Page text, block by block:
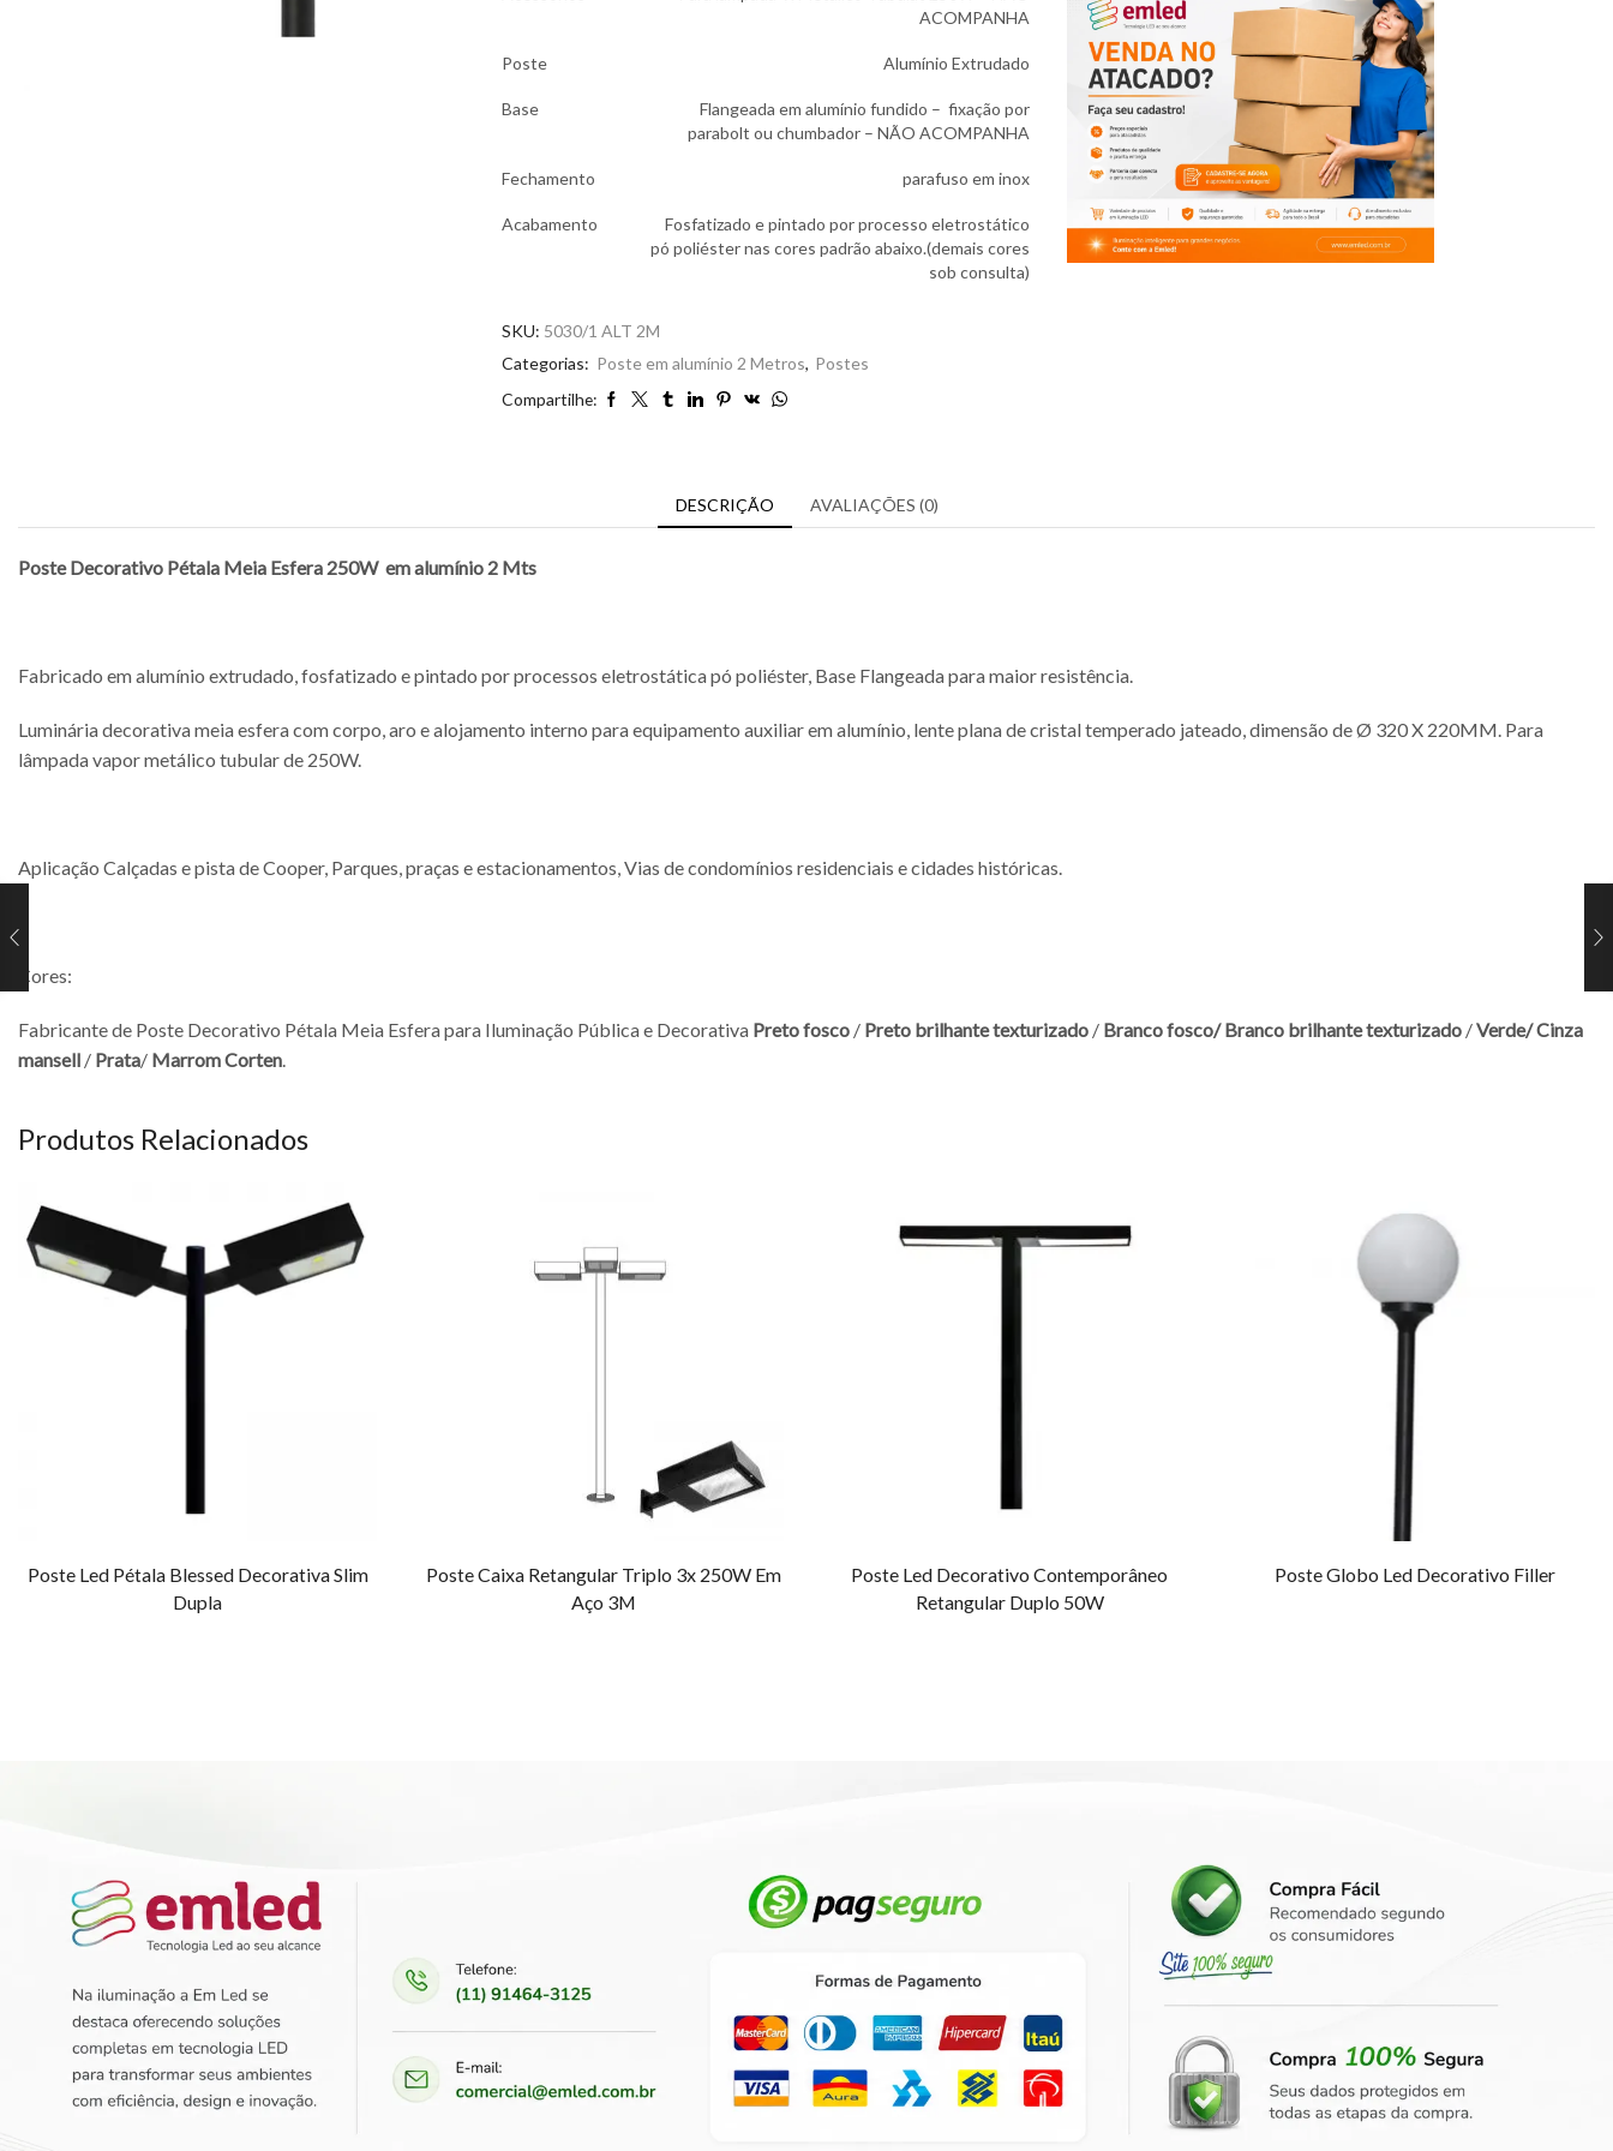
ACOMPANHA
Poste Alumínio Extrudado
Base
Flangeada em alumínio fundido – fixação por
parabolt ou chumbador – NÃO ACOMPANHA
Fechamento parafuso em inox
Acabamento
Fosfatizado e pintado por processo eletrostático
pó poliéster nas cores padrão abaixo.(demais cores
sob consulta)
SKU: 5030/1 ALT 2M
Categorias: Poste em alumínio 2 Metros, Postes
Compartilhe:
DESCRIÇÃO AVALIAÇÕES (0)
Poste Decorativo Pétala Meia Esfera 250W em alumínio 2 Mts
Fabricado em alumínio extrudado, fosfatizado e pintado por processos eletrostática pó poliéster, Base Flangeada para maior resistência.
Luminária decorativa meia esfera com corpo, aro e alojamento interno para equipamento auxiliar em alumínio, lente plana de cristal temperado jateado, dimensão de Ø 320 X 220MM. Para
lâmpada vapor metálico tubular de 250W.
Aplicação Calçadas e pista de Cooper, Parques, praças e estacionamentos, Vias de condomínios residenciais e cidades históricas.
Cores:
Fabricante de Poste Decorativo Pétala Meia Esfera para Iluminação Pública e Decorativa Preto fosco / Preto brilhante texturizado / Branco fosco/ Branco brilhante texturizado /Verde/Cinza
mansell / Prata/ Marrom Corten.
Produtos Relacionados
Poste Led Pétala Blessed Decorativa Slim
Dupla
Poste Caixa Retangular Triplo 3x 250W Em
Aço 3M
Poste Led Decorativo Contemporâneo
Retangular Duplo 50W
Poste Globo Led Decorativo Filler